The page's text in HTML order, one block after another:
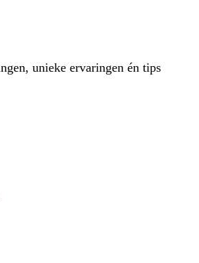
unieke ervaringen én tips